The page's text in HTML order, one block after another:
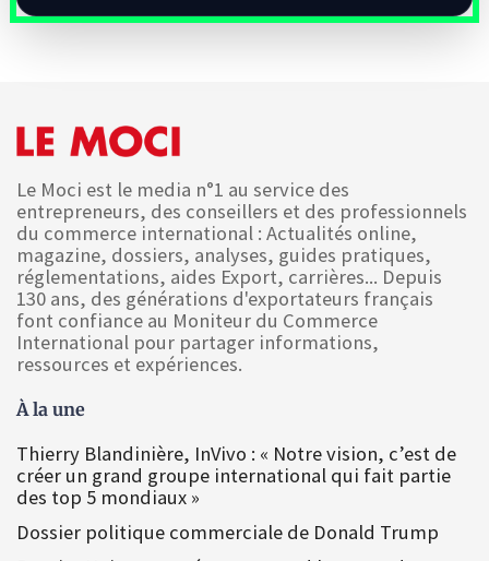
Le Moci est le media n°1 au service des
entrepreneurs, des conseillers et des professionnels
du commerce international : Actualités online,
magazine, dossiers, analyses, guides pratiques,
réglementations, aides Export, carrières... Depuis
130 ans, des générations d'exportateurs français
font confiance au Moniteur du Commerce
International pour partager informations,
ressources et expériences.
À la une
Thierry Blandinière, InVivo : « Notre vision, c’est de
créer un grand groupe international qui fait partie
des top 5 mondiaux »
Dossier politique commerciale de Donald Trump